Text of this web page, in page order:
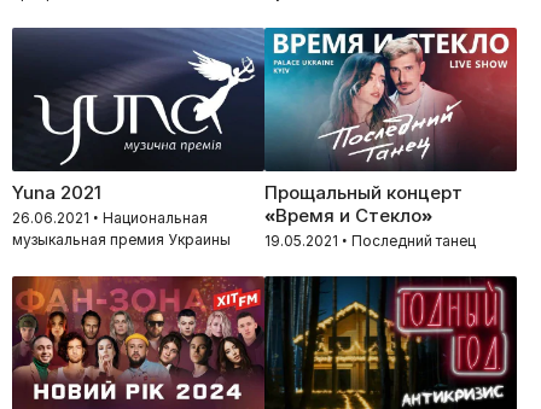
Yuna 2021
26.06.2021 • Национальная
музыкальная премия Украины
Прощальный концерт
«Время и Стекло»
19.05.2021 • Последний танец